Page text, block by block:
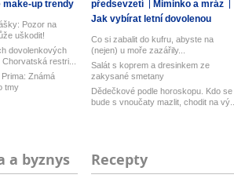
make-up trendy
Pozor na
uškodit!
dovolenkových
restri...
Známá
tmy
předsevzetí
Miminko a mráz
Jak vybírat letní dovolenou
Co si zabalit do kufru, abyste na
(nejen) u moře zazářily...
Salát s koprem a dresinkem ze
zakysané smetany
Dědečkové podle horoskopu. Kdo se
bude s vnoučaty mazlit, chodit na vý...
a byznys Recepty